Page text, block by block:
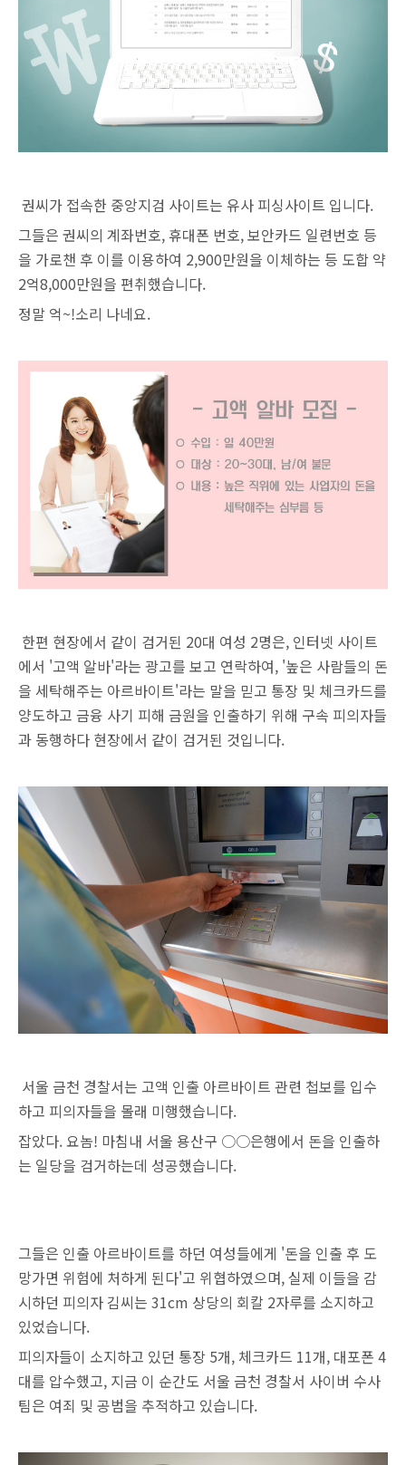
권씨가 접속한 중앙지검 사이트는 유사 피싱사이트 입니다.
그들은 권씨의 계좌번호, 휴대폰 번호, 보안카드 일련번호 등
을 가로챈 후 이를 이용하여 2,900만원을 이체하는 등 도합 약
2억8,000만원을 편취했습니다.
정말 억~!소리 나네요.
한편 현장에서 같이 검거된 20대 여성 2명은, 인터넷 사이트
에서 '고액 알바'라는 광고를 보고 연락하여, '높은 사람들의 돈
을 세탁해주는 아르바이트'라는 말을 믿고 통장 및 체크카드를
양도하고 금융 사기 피해 금원을 인출하기 위해 구속 피의자들
과 동행하다 현장에서 같이 검거된 것입니다.
서울 금천 경찰서는 고액 인출 아르바이트 관련 첩보를 입수
하고 피의자들을 몰래 미행했습니다.
잡았다. 요놈! 마침내 서울 용산구 ○○은행에서 돈을 인출하
는 일당을 검거하는데 성공했습니다.
그들은 인출 아르바이트를 하던 여성들에게 '돈을 인출 후 도
망가면 위험에 처하게 된다'고 위협하였으며, 실제 이들을 감
시하던 피의자 김씨는 31cm 상당의 회칼 2자루를 소지하고
있었습니다.
피의자들이 소지하고 있던 통장 5개, 체크카드 11개, 대포폰 4
대를 압수했고, 지금 이 순간도 서울 금천 경찰서 사이버 수사
팀은 여죄 및 공범을 추적하고 있습니다.